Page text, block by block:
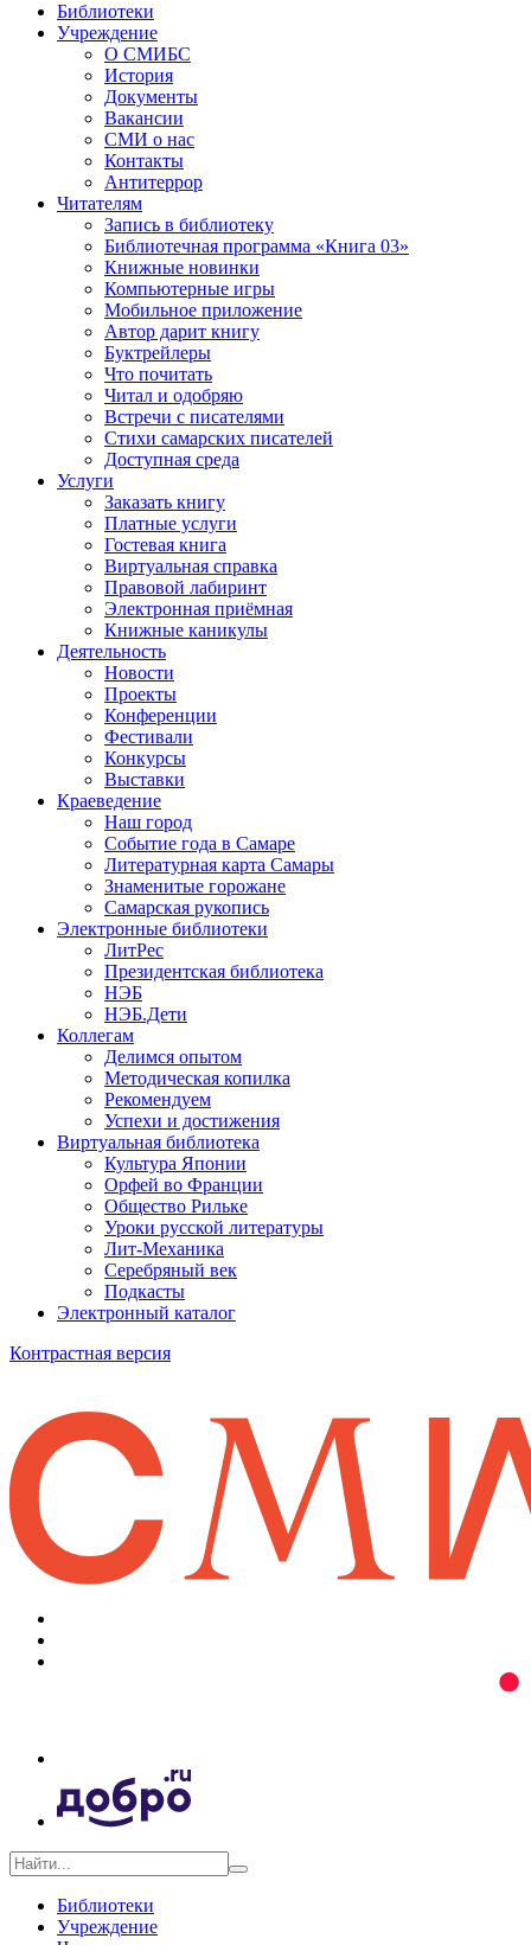
Библиотеки
Учреждение
О СМИБС
История
Документы
Вакансии
СМИ о нас
Контакты
Антитеррор
Читателям
Запись в библиотеку
Библиотечная программа «Книга 03»
Книжные новинки
Компьютерные игры
Мобильное приложение
Автор дарит книгу
Буктрейлеры
Что почитать
Читал и одобряю
Встречи с писателями
Стихи самарских писателей
Доступная среда
Услуги
Заказать книгу
Платные услуги
Гостевая книга
Виртуальная справка
Правовой лабиринт
Электронная приёмная
Книжные каникулы
Деятельность
Новости
Проекты
Конференции
Фестивали
Конкурсы
Выставки
Краеведение
Наш город
Событие года в Самаре
Литературная карта Самары
Знаменитые горожане
Самарская рукопись
Электронные библиотеки
ЛитРес
Президентская библиотека
НЭБ
НЭБ.Дети
Коллегам
Делимся опытом
Методическая копилка
Рекомендуем
Успехи и достижения
Виртуальная библиотека
Культура Японии
Орфей во Франции
Общество Рильке
Уроки русской литературы
Лит-Механика
Серебряный век
Подкасты
Электронный каталог
Контрастная версия
Библиотеки
Учреждение